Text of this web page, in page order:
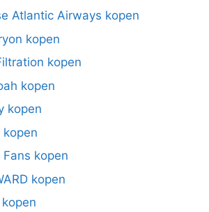
Atlantic Airways kopen
kopen
kopen
kopen
kopen
kopen
kopen
kopen